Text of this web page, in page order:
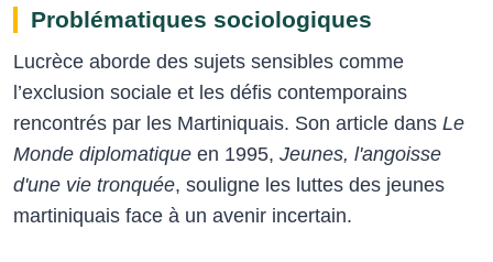
Problématiques sociologiques
Lucrèce aborde des sujets sensibles comme
l’exclusion sociale et les défis contemporains
rencontrés par les Martiniquais. Son article dans Le
Monde diplomatique en 1995, Jeunes, l'angoisse
d'une vie tronquée, souligne les luttes des jeunes
martiniquais face à un avenir incertain.